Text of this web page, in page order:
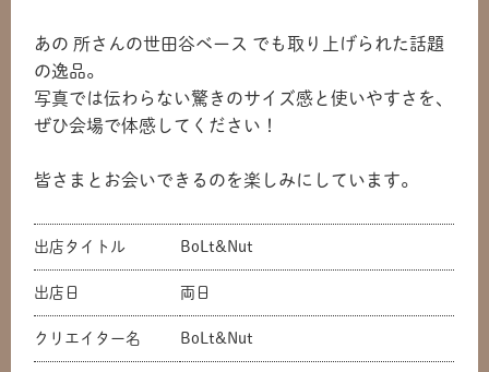
あの 所さんの世田谷ベース でも取り上げられた話題
の逸品。
写真では伝わらない驚きのサイズ感と使いやすさを、
ぜひ会場で体感してください！
皆さまとお会いできるのを楽しみにしています。
出店タイトル BoLt&Nut
出店日 両日
クリエイター名 BoLt&Nut
共有方法を選択